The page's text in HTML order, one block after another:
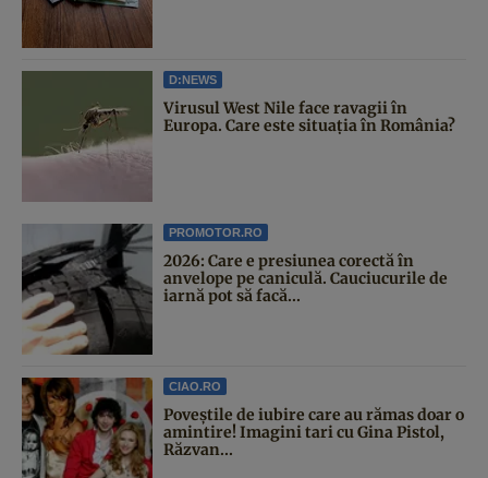
D:NEWS
Virusul West Nile face ravagii în
Europa. Care este situația în România?
PROMOTOR.RO
2026: Care e presiunea corectă în
anvelope pe caniculă. Cauciucurile de
iarnă pot să facă...
CIAO.RO
Poveştile de iubire care au rămas doar o
amintire! Imagini tari cu Gina Pistol,
Răzvan...